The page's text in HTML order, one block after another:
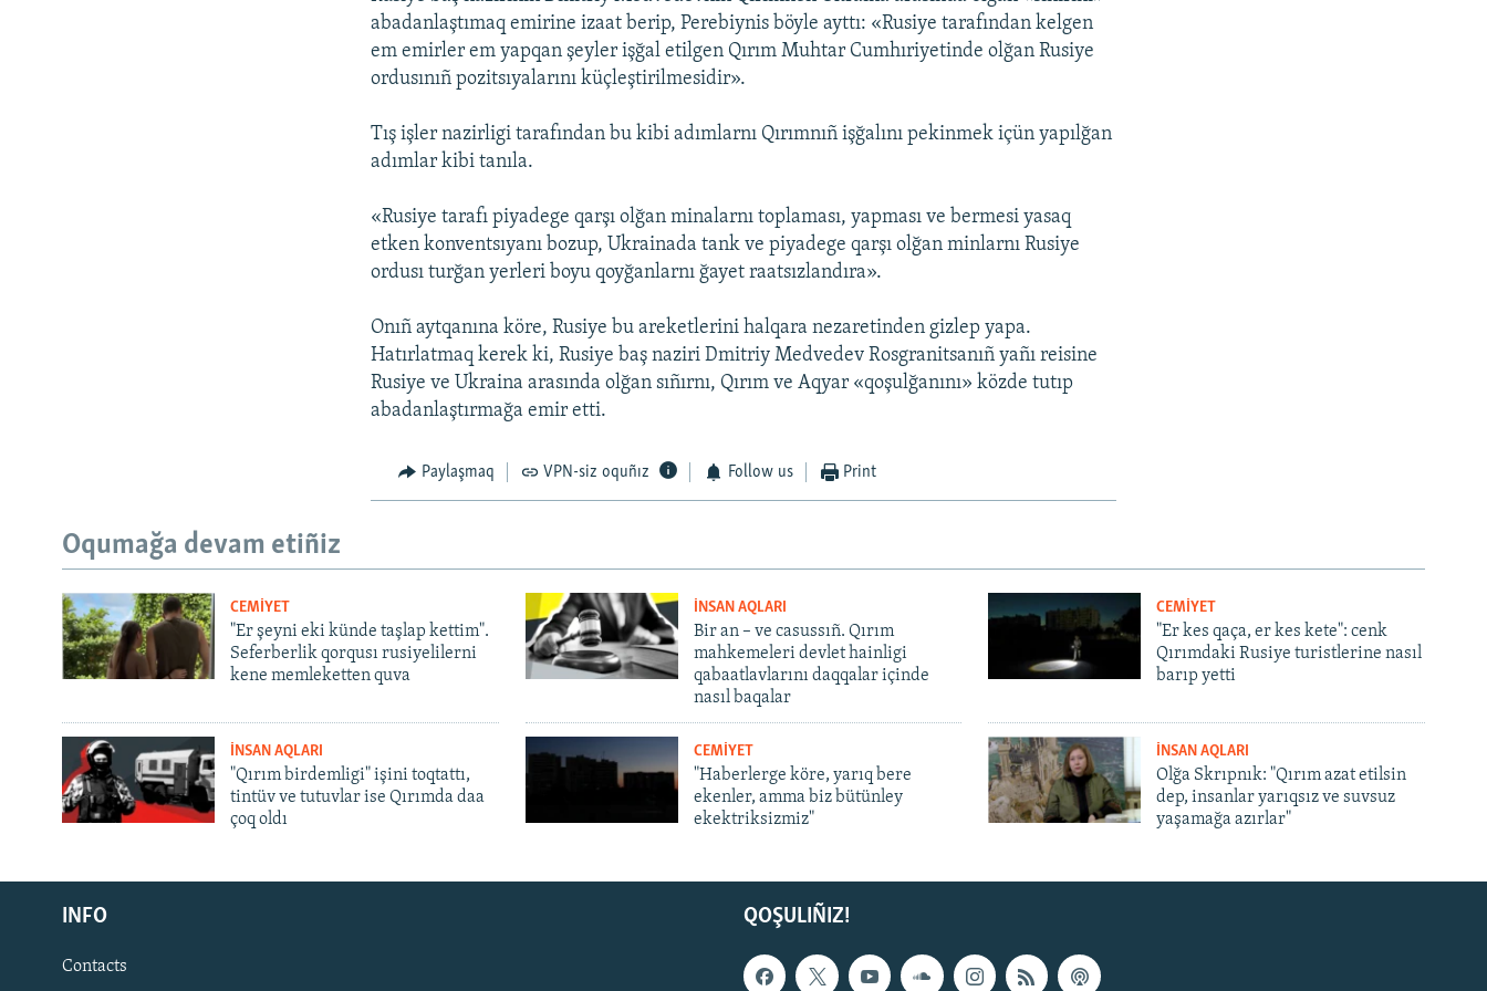
Русский
Українською
QOŞULIÑIZ!
abadanlaştımaq emirine izaat berip, Perebiynis böyle ayttı: «Rusiye tarafından kelgen
em emirler em yapqan şeyler işğal etilgen Qırım Muhtar Cumhıriyetinde olğan Rusiye
ordusınıñ pozitsıyalarını küçleştirilmesidir».
Tış işler nazirligi tarafından bu kibi adımlarnı Qırımnıñ işğalını pekinmek içün yapılğan
adımlar kibi tanıla.
«Rusiye tarafı piyadege qarşı olğan minalarnı toplaması, yapması ve bermesi yasaq
etken konventsıyanı bozup, Ukrainada tank ve piyadege qarşı olğan minlarnı Rusiye
ordusı turğan yerleri boyu qoyğanlarnı ğayet raatsızlandıra».
Onıñ aytqanına köre, Rusiye bu areketlerini halqara nezaretinden gizlep yapa.
Hatırlatmaq kerek ki, Rusiye baş naziri Dmitriy Medvedev Rosgranitsanıñ yañı reisine
Rusiye ve Ukraina arasında olğan sıñırnı, Qırım ve Aqyar «qoşulğanını» közde tutıp
abadanlaştırmağa emir etti.
Paylaşmaq VPN-siz oquñız Follow us Print
Oqumağa devam etiñiz
CEMİYET
"Er şeyni eki künde taşlap kettim".
Seferberlik qorqusı rusiyelilerni
kene memleketten quva
İNSAN AQLARI
Bir an – ve casussıñ. Qırım
mahkemeleri devlet hainligi
qabaatlavlarını daqqalar içinde
nasıl baqalar
CEMİYET
"Er kes qaça, er kes kete": cenk
Qırımdaki Rusiye turistlerine nasıl
barıp yetti
İNSAN AQLARI
"Qırım birdemligi" işini toqtattı,
tintüv ve tutuvlar ise Qırımda daa
çoq oldı
CEMİYET
"Haberlerge köre, yarıq bere
ekenler, amma biz bütünley
ekektriksizmiz"
İNSAN AQLARI
Olğa Skrıpnık: "Qırım azat etilsin
dep, insanlar yarıqsız ve suvsuz
yaşamağa azırlar"
QOŞULIÑIZ!
INFO
Contacts